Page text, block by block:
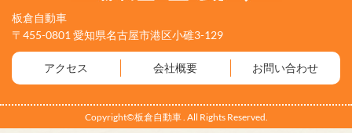
板倉自動車
〒455-0801 愛知県名古屋市港区小碓3-129
アクセス 会社概要 お問い合わせ
Copyright©板倉自動車 . All Rights Reserved.